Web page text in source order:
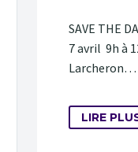
SAVE THE
7 avril 9h à
Larcheron…
LIRE